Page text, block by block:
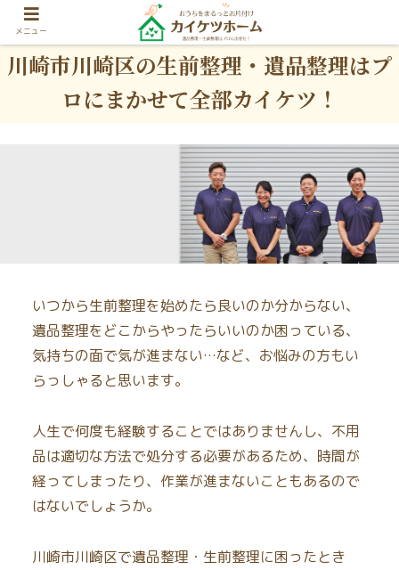
川崎市川崎区の生前整理・遺品整理はプ
ロにまかせて全部カイケツ！
いつから生前整理を始めたら良いのか分からない、
遺品整理をどこからやったらいいのか困っている、
気持ちの面で気が進まない…など、お悩みの方もい
らっしゃると思います。
人生で何度も経験することではありませんし、不用
品は適切な方法で処分する必要があるため、時間が
経ってしまったり、作業が進まないこともあるので
はないでしょうか。
川崎市川崎区で遺品整理・生前整理に困ったとき
メニュー